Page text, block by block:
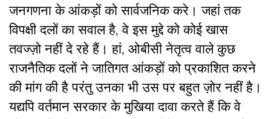
जनगणना के आंकड़ों को सार्वजनिक करे। जहां तक
विपक्षी दलों का सवाल है, वे इस मुद्दे को कोई खास
तवज्ज़ो नहीं दे रहे हैं। हां, ओबीसी नेतृत्व वाले कुछ
राजनैतिक दलों ने जातिगत आंकड़ों को प्रकाशित करने
की मांग की है परंतु उनका भी उस पर बहुत ज़ोर नहीं है।
यद्यपि वर्तमान सरकार के मुखिया दावा करते हैं कि वे